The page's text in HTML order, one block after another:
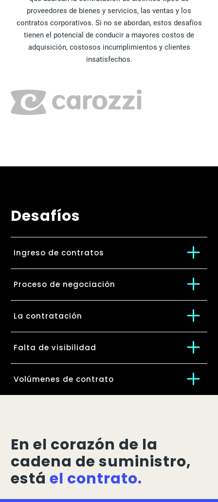
proveedores de bienes y servicios, las ventas y los
contratos corporativos. Si no se abordan, estos desafíos
tienen el potencial de conducir a mayores costos de
adquisición, costosos incumplimientos y clientes
insatisfechos.
Desafíos
Ingreso de contratos
Proceso de negociación
La contratación
Falta de visibilidad
Volúmenes de contrato
En el corazón de la
cadena de suministro,
estáel contrato.